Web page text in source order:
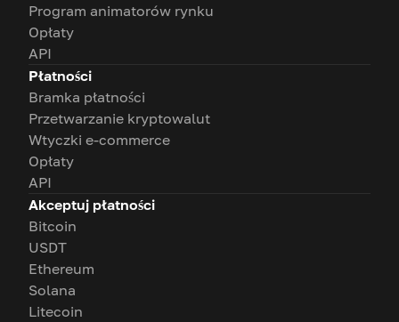
Program animatorów rynku
Opłaty
API
Płatności
Bramka płatności
Przetwarzanie kryptowalut
Wtyczki e-commerce
Opłaty
API
Akceptuj płatności
Bitcoin
USDT
Ethereum
Solana
Litecoin